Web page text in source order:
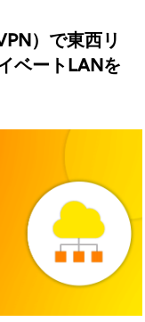
）で東西リ
ベートLANを